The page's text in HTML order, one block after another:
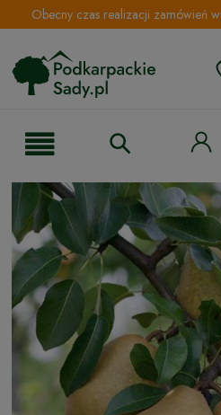
Obecny czas realizacji zamówień